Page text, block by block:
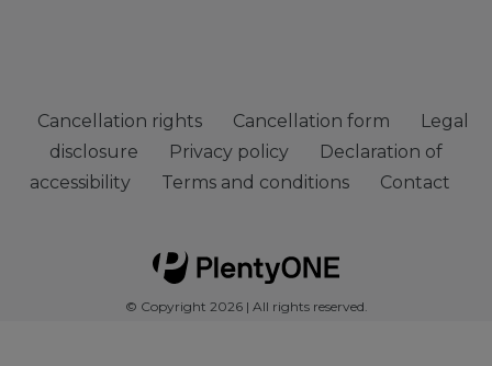
Cancellation rights Cancellation form
Legal
disclosure
Privacy policy
Declaration of
accessibility
Terms and conditions Contact
© Copyright 2026 | All rights reserved.